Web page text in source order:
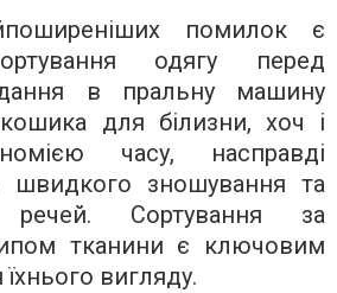
помилок є
одягу перед
в пральну машину
для білизни, хоч і
часу, насправді
швидкого зношування та
речей. Сортування за
тканини є ключовим
вигляду.